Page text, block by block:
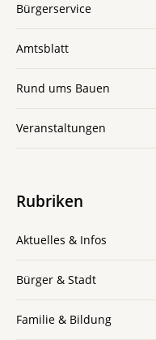
Bürgerservice
Amtsblatt
Rund ums Bauen
Veranstaltungen
Rubriken
Aktuelles & Infos
Bürger & Stadt
Familie & Bildung